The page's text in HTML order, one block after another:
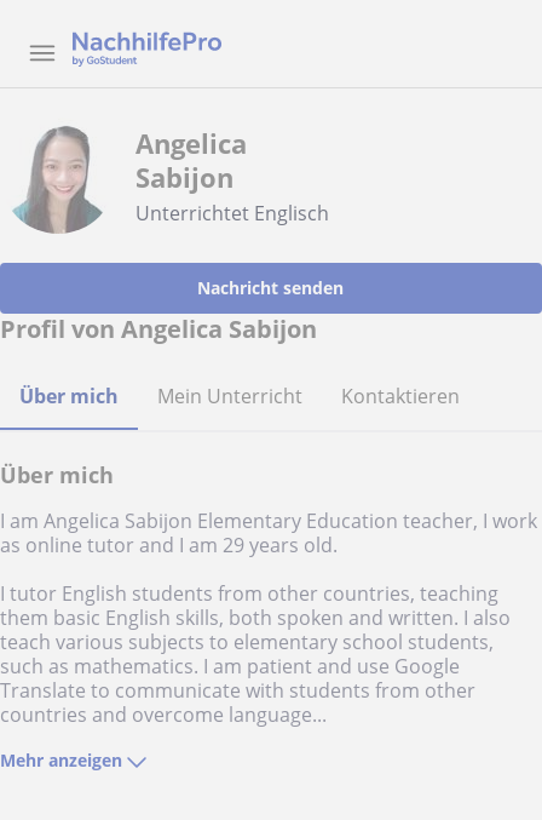
Angelica
Sabijon
Unterrichtet Englisch
Nachricht senden
Profil von Angelica Sabijon
Über mich Mein Unterricht Kontaktieren
Über mich
I am Angelica Sabijon Elementary Education teacher, I work
as online tutor and I am 29 years old.
I tutor English students from other countries, teaching
them basic English skills, both spoken and written. I also
teach various subjects to elementary school students,
such as mathematics. I am patient and use Google
Translate to communicate with students from other
countries and overcome language...
Mehr anzeigen